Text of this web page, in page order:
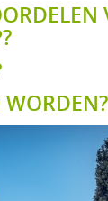
WORDEN?